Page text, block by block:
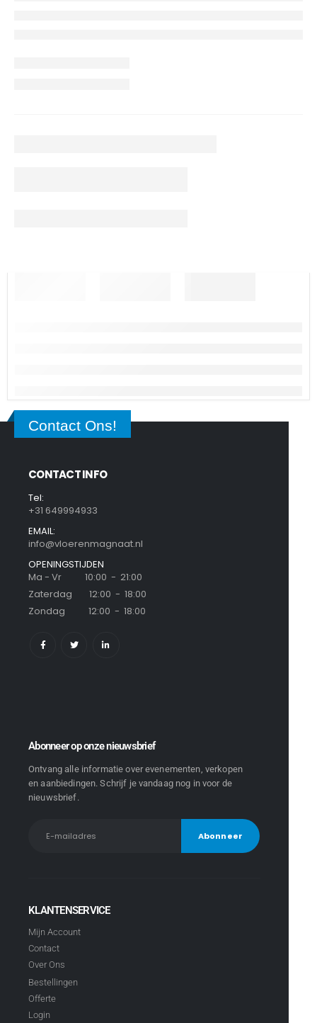
Contact Ons!
CONTACT INFO
Tel:
+31 649994933
EMAIL:
info@vloerenmagnaat.nl
OPENINGSTIJDEN
Ma - Vr 10:00 - 21:00
Zaterdag 12:00 - 18:00
Zondag 12:00 - 18:00
Abonneer op onze nieuwsbrief
Ontvang alle informatie over evenementen, verkopen
en aanbiedingen. Schrijf je vandaag nog in voor de
nieuwsbrief.
KLANTENSERVICE
Mijn Account
Contact
Over Ons
Bestellingen
Offerte
Login